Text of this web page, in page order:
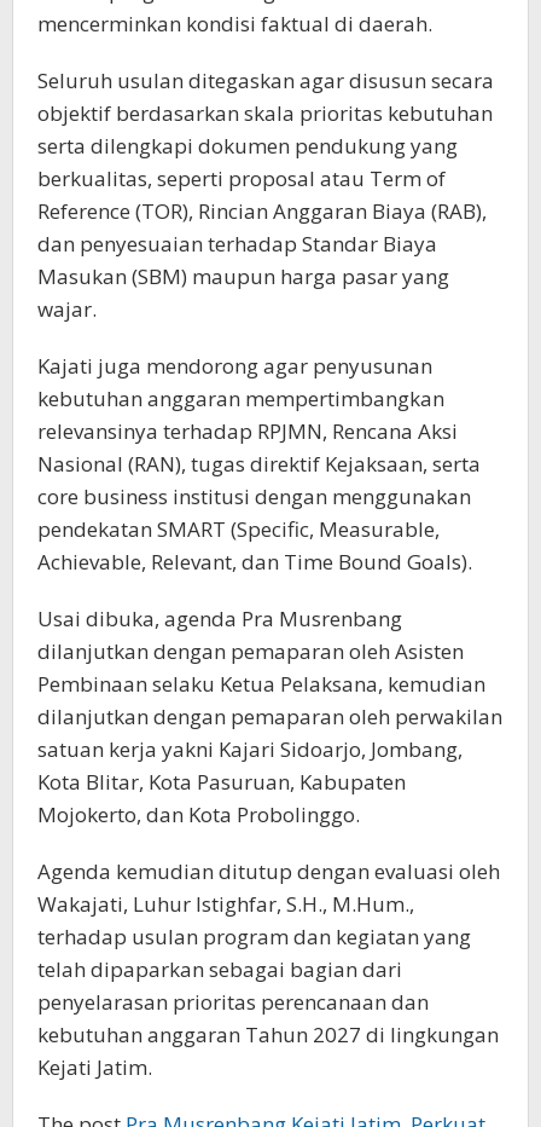
mencerminkan kondisi faktual di daerah.
Seluruh usulan ditegaskan agar disusun secara
objektif berdasarkan skala prioritas kebutuhan
serta dilengkapi dokumen pendukung yang
berkualitas, seperti proposal atau Term of
Reference (TOR), Rincian Anggaran Biaya (RAB),
dan penyesuaian terhadap Standar Biaya
Masukan (SBM) maupun harga pasar yang
wajar.
Kajati juga mendorong agar penyusunan
kebutuhan anggaran mempertimbangkan
relevansinya terhadap RPJMN, Rencana Aksi
Nasional (RAN), tugas direktif Kejaksaan, serta
core business institusi dengan menggunakan
pendekatan SMART (Specific, Measurable,
Achievable, Relevant, dan Time Bound Goals).
Usai dibuka, agenda Pra Musrenbang
dilanjutkan dengan pemaparan oleh Asisten
Pembinaan selaku Ketua Pelaksana, kemudian
dilanjutkan dengan pemaparan oleh perwakilan
satuan kerja yakni Kajari Sidoarjo, Jombang,
Kota Blitar, Kota Pasuruan, Kabupaten
Mojokerto, dan Kota Probolinggo.
Agenda kemudian ditutup dengan evaluasi oleh
Wakajati, Luhur Istighfar, S.H., M.Hum.,
terhadap usulan program dan kegiatan yang
telah dipaparkan sebagai bagian dari
penyelarasan prioritas perencanaan dan
kebutuhan anggaran Tahun 2027 di lingkungan
Kejati Jatim.